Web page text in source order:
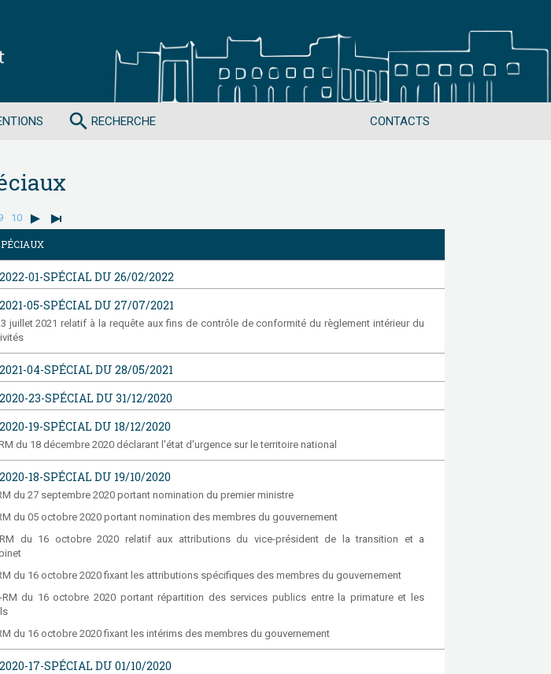
CONTACTS
search RECHERCHE
10
01-SPÉCIAL DU 26/02/2022
05-SPÉCIAL DU 27/07/2021
juillet 2021 relatif à la requête aux fins de contrôle de conformité du règlement intérieur du
04-SPÉCIAL DU 28/05/2021
23-SPÉCIAL DU 31/12/2020
19-SPÉCIAL DU 18/12/2020
du 18 décembre 2020 déclarant l'état d'urgence sur le territoire national
18-SPÉCIAL DU 19/10/2020
du 27 septembre 2020 portant nomination du premier ministre
du 05 octobre 2020 portant nomination des membres du gouvernement
RM du 16 octobre 2020 relatif aux attributions du vice-président de la transition et a
du 16 octobre 2020 fixant les attributions spécifiques des membres du gouvernement
RM du 16 octobre 2020 portant répartition des services publics entre la primature et les
du 16 octobre 2020 fixant les intérims des membres du gouvernement
17-SPÉCIAL DU 01/10/2020